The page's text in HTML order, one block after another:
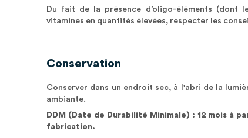
Du fait de la présence d’oligo-éléments (dont
vitamines en quantités élevées, respecter les
Conservation
Conserver dans un endroit sec, à l'abri de la
ambiante.
DDM (Date de Durabilité Minimale) : 12 mois à
fabrication.